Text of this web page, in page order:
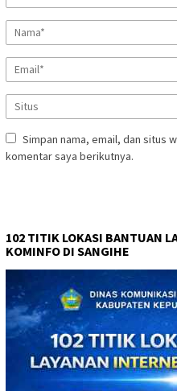
Simpan nama, email, dan situs
komentar saya berikutnya.
102 TITIK LOKASI BANTUAN
KOMINFO DI SANGIHE